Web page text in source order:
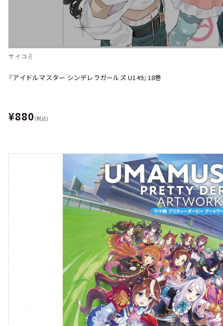
サイコミ
『アイドルマスター シンデレラガールズ U149』18巻
¥880 (税込)